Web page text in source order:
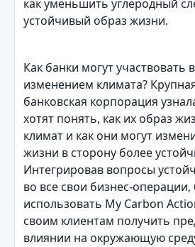
как уменьшить углеродный
устойчивый образ жизни.
Как банки могут участвовать
изменением климата?
банковская корпорация
хотят понять, как их образ
климат и как они могут
жизни в сторону более
Интегрировав вопросы
во все свои бизнес-операции,
использовать My Carbon
своим клиентам получить
влиянии на окружающую